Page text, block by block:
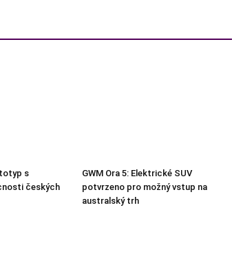
s
českých
GWM Ora 5: Elektrické SUV
potvrzeno pro možný vstup na
australský trh